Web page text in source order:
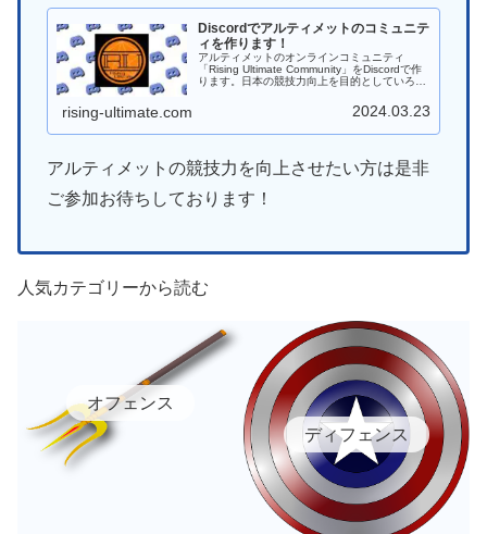
Discordでアルティメットのコミュニテ
ィを作ります！
アルティメットのオンラインコミュニティ
「Rising Ultimate Community」をDiscordで作
ります。日本の競技力向上を目的としていろん
rising-ultimate.com 2024.03.23
アルティメットの競技力を向上させたい方は是非
ご参加お待ちしております！
人気カテゴリーから読む
オフェンス
ディフェンス